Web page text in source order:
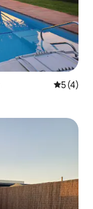
5 (4)